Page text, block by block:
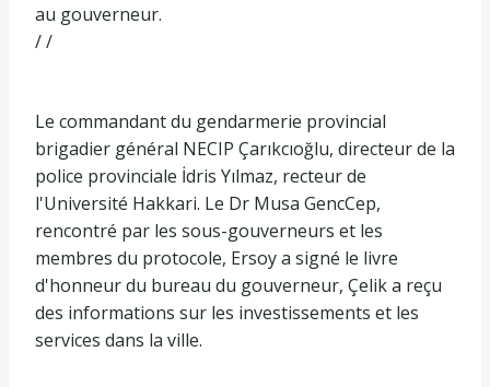
au gouverneur.
/ /
Le commandant du gendarmerie provincial
brigadier général NECIP Çarıkcıoğlu, directeur de la
police provinciale İdris Yılmaz, recteur de
l'Université Hakkari. Le Dr Musa GencCep,
rencontré par les sous-gouverneurs et les
membres du protocole, Ersoy a signé le livre
d'honneur du bureau du gouverneur, Çelik a reçu
des informations sur les investissements et les
services dans la ville.